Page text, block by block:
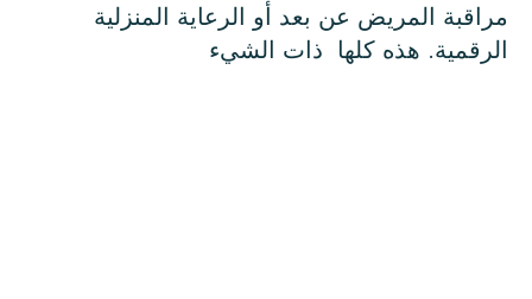
مراقبة المريض عن بعد أو الرعاية المنزلية
الرقمية. هذه كلها ذات الشيء